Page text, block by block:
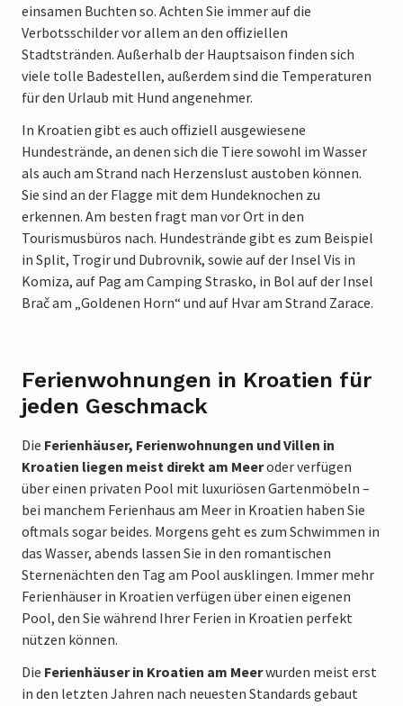
einsamen Buchten so. Achten Sie immer auf die
Verbotsschilder vor allem an den offiziellen
Stadtstränden. Außerhalb der Hauptsaison finden sich
viele tolle Badestellen, außerdem sind die Temperaturen
für den Urlaub mit Hund angenehmer.
In Kroatien gibt es auch offiziell ausgewiesene
Hundestrände, an denen sich die Tiere sowohl im Wasser
als auch am Strand nach Herzenslust austoben können.
Sie sind an der Flagge mit dem Hundeknochen zu
erkennen. Am besten fragt man vor Ort in den
Tourismusbüros nach. Hundestrände gibt es zum Beispiel
in Split, Trogir und Dubrovnik, sowie auf der Insel Vis in
Komiza, auf Pag am Camping Strasko, in Bol auf der Insel
Brač am „Goldenen Horn“ und auf Hvar am Strand Zarace.
Ferienwohnungen in Kroatien für
jeden Geschmack
Die Ferienhäuser, Ferienwohnungen und Villen in
Kroatien liegen meist direkt am Meeroder verfügen
über einen privaten Pool mit luxuriösen Gartenmöbeln –
bei manchem Ferienhaus am Meer in Kroatien haben Sie
oftmals sogar beides. Morgens geht es zum Schwimmen in
das Wasser, abends lassen Sie in den romantischen
Sternenächten den Tag am Pool ausklingen. Immer mehr
Ferienhäuser in Kroatien verfügen über einen eigenen
Pool, den Sie während Ihrer Ferien in Kroatien perfekt
nützen können.
Die Ferienhäuser in Kroatien am Meerwurden meist erst
in den letzten Jahren nach neuesten Standards gebaut